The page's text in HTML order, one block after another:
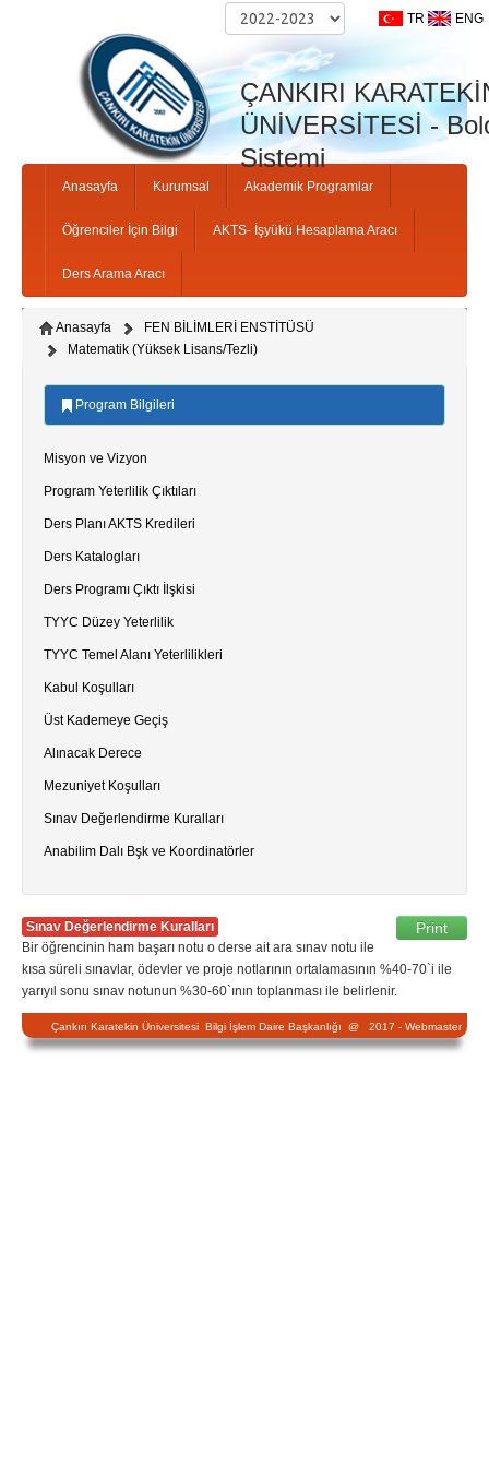
TR ENG
ÇANKIRI
ÜNİVERSİTESİ -
Sistemi
Anasayfa Kurumsal Akademik Programlar
Öğrenciler İçin Bilgi AKTS- İşyükü Hesaplama Aracı
Ders Arama Aracı
Anasayfa
FEN BİLİMLERİ ENSTİTÜSÜ
Matematik (Yüksek Lisans/Tezli)
Program Bilgileri
Misyon ve Vizyon
Program Yeterlilik Çıktıları
Ders Planı AKTS Kredileri
Ders Katalogları
Ders Programı Çıktı İlşkisi
TYYC Düzey Yeterlilik
TYYC Temel Alanı Yeterlilikleri
Kabul Koşulları
Üst Kademeye Geçiş
Alınacak Derece
Mezuniyet Koşulları
Sınav Değerlendirme Kuralları
Anabilim Dalı Bşk ve Koordinatörler
Print
Sınav Değerlendirme Kuralları
Bir öğrencinin ham başarı notu o derse ait ara sınav notu ile
kısa süreli sınavlar, ödevler ve proje notlarının ortalamasının %40-70`i ile
yarıyıl sonu sınav notunun %30-60`ının toplanması ile belirlenir.
Çankırı Karatekin Üniversitesi Bilgi İşlem Daire Başkanlığı @ 2017 - Webmaster